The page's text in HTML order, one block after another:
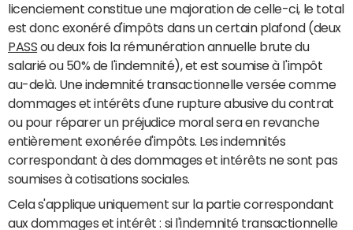
licenciement constitue une majoration de celle-ci, le total
est donc exonéré d'impôts dans un certain plafond (deux
PASS ou deux fois la rémunération annuelle brute du
salarié ou 50% de l'indemnité), et est soumise à l'impôt
au-delà. Une indemnité transactionnelle versée comme
dommages et intérêts d'une rupture abusive du contrat
ou pour réparer un préjudice moral sera en revanche
entièrement exonérée d'impôts. Les indemnités
correspondant à des dommages et intérêts ne sont pas
soumises à cotisations sociales.
Cela s'applique uniquement sur la partie correspondant
aux dommages et intérêt : si l'indemnité transactionnelle